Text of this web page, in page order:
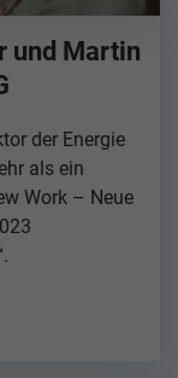
und Martin
der Energie
als ein
Work – Neue